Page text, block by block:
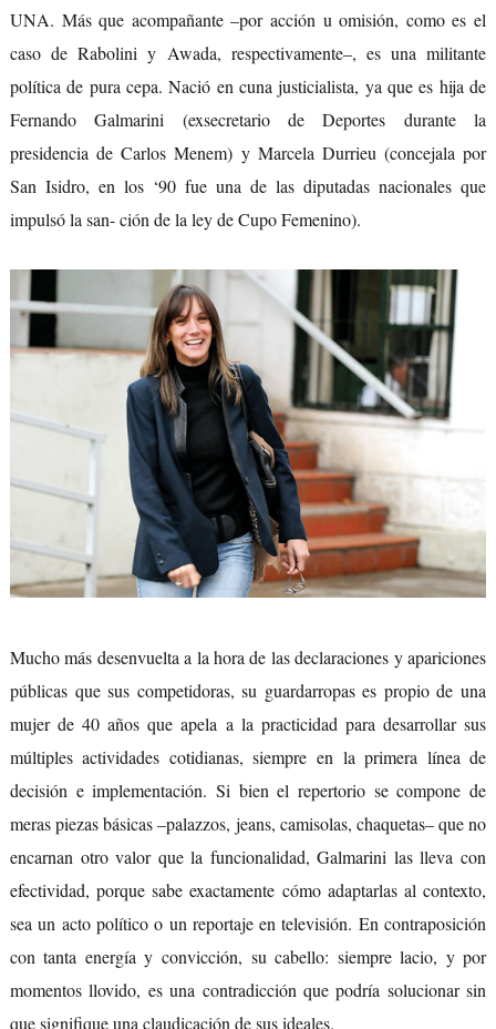
UNA. Más que acompañante –por acción u omisión, como es el
caso de Rabolini y Awada, respectivamente–, es una militante
política de pura cepa. Nació en cuna justicialista, ya que es hija de
Fernando Galmarini (exsecretario de Deportes durante la
presidencia de Carlos Menem) y Marcela Durrieu (concejala por
San Isidro, en los ‘90 fue una de las diputadas nacionales que
impulsó la san- ción de la ley de Cupo Femenino).
Mucho más desenvuelta a la hora de las declaraciones y apariciones
públicas que sus competidoras, su guardarropas es propio de una
mujer de 40 años que apela a la practicidad para desarrollar sus
múltiples actividades cotidianas, siempre en la primera línea de
decisión e implementación. Si bien el repertorio se compone de
meras piezas básicas –palazzos, jeans, camisolas, chaquetas– que no
encarnan otro valor que la funcionalidad, Galmarini las lleva con
efectividad, porque sabe exactamente cómo adaptarlas al contexto,
sea un acto político o un reportaje en televisión. En contraposición
con tanta energía y convicción, su cabello: siempre lacio, y por
momentos llovido, es una contradicción que podría solucionar sin
que signifique una claudicación de sus ideales.